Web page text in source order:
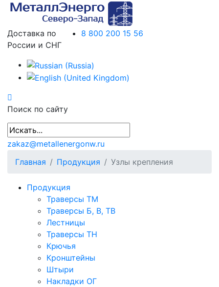
Доставка по
России и СНГ
8 800 200 15 56
Поиск по сайту
zakaz@metallenergonw.ru
Главная
Продукция Узлы крепления
Продукция
Траверсы ТМ
Траверсы Б, В, ТВ
Лестницы
Траверсы ТН
Крючья
Кронштейны
Штыри
Накладки ОГ